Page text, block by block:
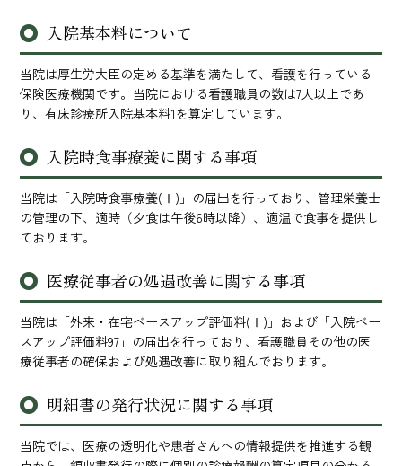
入院基本料について
当院は厚生労大臣の定める基準を満たして、看護を行っている
保険医療機関です。当院における看護職員の数は7人以上であ
り、有床診療所入院基本料1を算定しています。
入院時食事療養に関する事項
当院は「入院時食事療養(Ⅰ)」の届出を行っており、管理栄養士
の管理の下、適時（夕食は午後6時以降）、適温で食事を提供し
ております。
医療従事者の処遇改善に関する事項
当院は「外来・在宅ベースアップ評価料(Ⅰ)」および「入院ベー
スアップ評価料97」の届出を行っており、看護職員その他の医
療従事者の確保および処遇改善に取り組んでおります。
明細書の発行状況に関する事項
当院では、医療の透明化や患者さんへの情報提供を推進する観